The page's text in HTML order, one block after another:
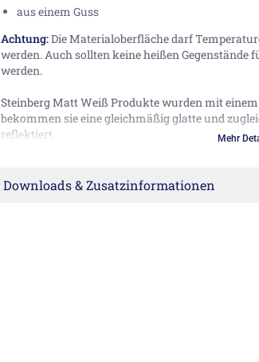
aus einem Guss
Achtung:Die Materialoberfläche darf
werden. Auch sollten keine heißen Gegenstände
werden.
Steinberg Matt Weiß Produkte wurden mit
bekommen sie eine gleichmäßig glatte und
reflektiert.
Steinberg GmbH, Schiess-Straße 30, 40549
Mehr
Downloads & Zusatzinformationen